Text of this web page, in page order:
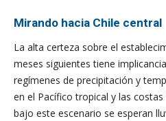
Mirando hacia Chile central
La alta certeza sobre el
meses siguientes tiene
regímenes de precipitación y
en el Pacífico tropical y las
bajo este escenario se esperan